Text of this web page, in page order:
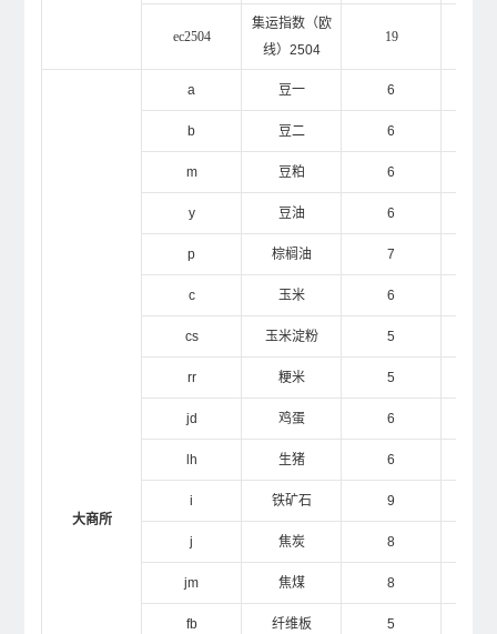
ec2504
集运指数（欧
线）2504
19
大商所
a 豆一 6
b 豆二 6
m 豆粕 6
y 豆油 6
p 棕榈油 7
c 玉米 6
cs 玉米淀粉 5
rr 粳米 5
jd 鸡蛋 6
lh 生猪 6
i 铁矿石 9
j 焦炭 8
jm 焦煤 8
fb 纤维板 5